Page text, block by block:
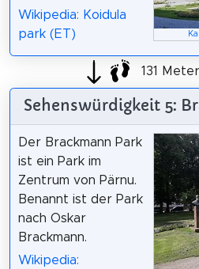
Wikipedia: Koidula
park (ET)
131
Sehenswürdigkeit 5:
Der Brackmann Park
ist ein Park im
Zentrum von Pärnu.
Benannt ist der Park
nach Oskar
Brackmann.
Wikipedia: